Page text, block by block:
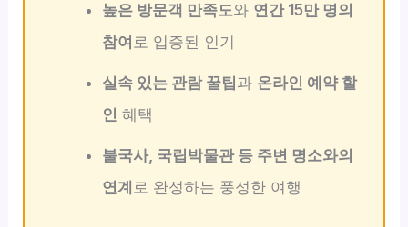
높은 방문객 만족도와 연간 15만 명의
참여 로 입증된 인기
실속 있는 관람 꿀팁 과 온라인 예약 할
인 혜택
불국사, 국립박물관 등 주변 명소와의
연계 로 완성하는 풍성한 여행